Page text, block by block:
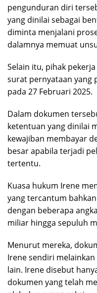
pengunduran diri
yang dinilai sebagai
diminta menjalani
dalamnya memuat
Selain itu, pihak
surat pernyataan yang
pada 27 Februari 2025.
Dalam dokumen
ketentuan yang dinilai
kewajiban membayar
besar apabila terjadi
tertentu.
Kuasa hukum Irene
yang tercantum
dengan beberapa
miliar hingga sepuluh
Menurut mereka,
Irene sendiri
lain. Irene disebut
dokumen yang telah